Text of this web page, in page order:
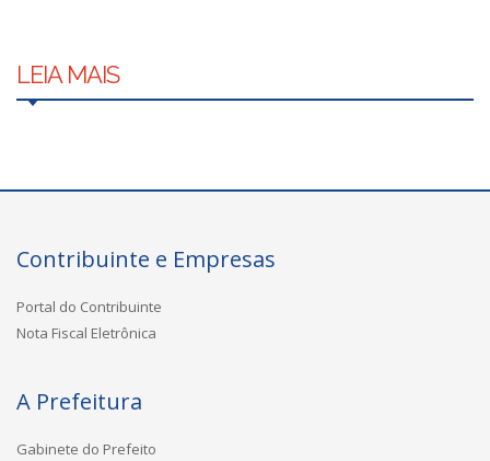
LEIA MAIS
Contribuinte e Empresas
Portal do Contribuinte
Nota Fiscal Eletrônica
A Prefeitura
Gabinete do Prefeito